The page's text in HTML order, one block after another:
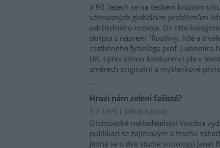
V 90. letech se na českém knižním
věnovaných globálním problémům
udržitelného rozvoje. Do této
skripta s názvem "Rostliny, lidé a
rostlinného fyziologa prof. Lubomíra
UK. I přes silnou konkurenci jde v
směrech originální a myšlenkově
Hrozí nám zelení fašisté?
1.7.1999 | Jakub Kašpar
Olomoucké nakladatelství Votobia
publikaci se zajímavým a trochu
Jedná se o dvě studie sociologů Janet